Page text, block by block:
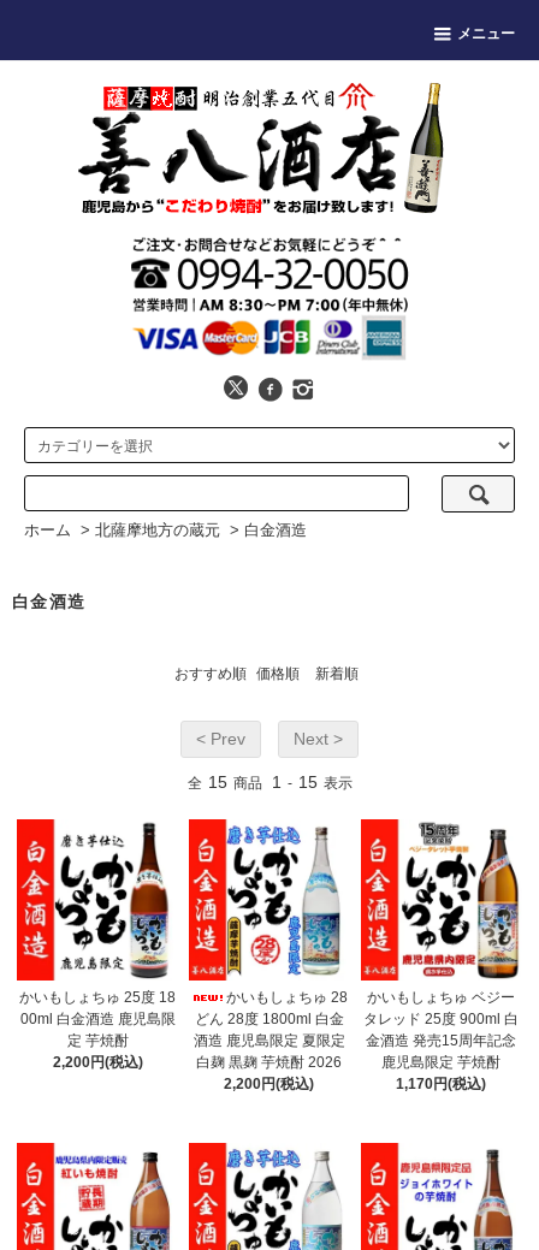
メニュー
ホーム > 北薩摩地方の蔵元 > 白金酒造
白金酒造
おすすめ順 価格順 新着順
< Prev Next >
全 15 商品 1 - 15 表示
かいもしょちゅ 25度 18
00ml 白金酒造 鹿児島限
定 芋焼酎
2,200円(税込)
かいもしょちゅ 28
どん 28度 1800ml 白金
酒造 鹿児島限定 夏限定
白麹 黒麹 芋焼酎 2026
2,200円(税込)
かいもしょちゅ ベジー
タレッド 25度 900ml 白
金酒造 発売15周年記念
鹿児島限定 芋焼酎
1,170円(税込)